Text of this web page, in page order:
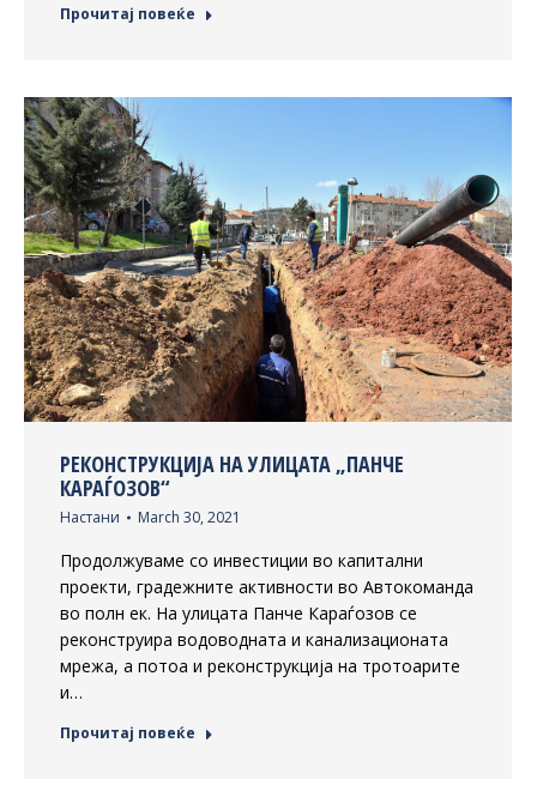
Прочитај повеќе
РЕКОНСТРУКЦИЈА НА УЛИЦАТА „ПАНЧЕ
КАРАЃОЗОВ“
Настани March 30, 2021
Продолжуваме со инвестиции во капитални
проекти, градежните активности во Автокоманда
во полн ек. На улицата Панче Караѓозов се
реконструира водоводната и канализационата
мрежа, а потоа и реконструкција на тротоарите
и…
Прочитај повеќе